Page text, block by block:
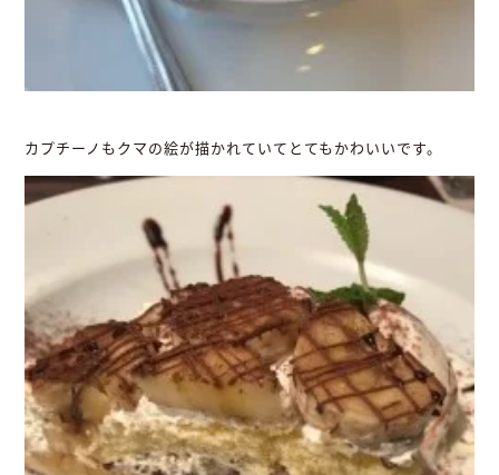
カプチーノもクマの絵が描かれていてとてもかわいいです。